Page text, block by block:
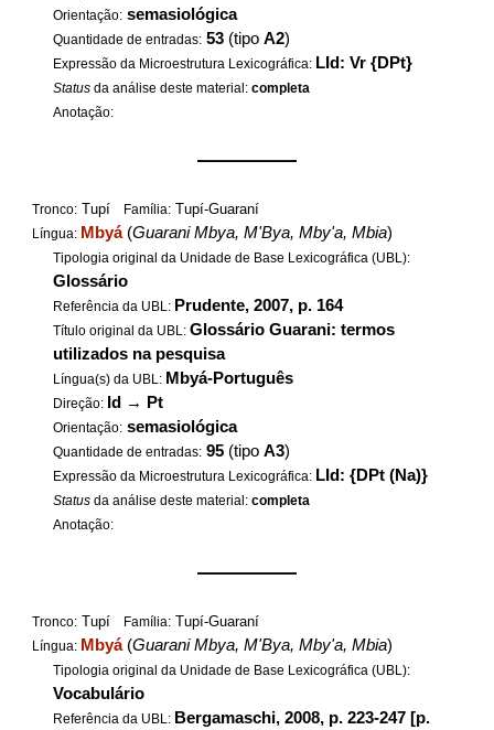
Orientação: semasiológica
Quantidade de entradas: 53 (tipoA2)
Expressão da Microestrutura Lexicográfica: LId: Vr {DPt}
Status da análise deste material:completa
Anotação:
——————
Tronco: Tupí Família: Tupí-Guaraní
Língua: Mbyá(Guarani Mbya, M'Bya, Mby'a, Mbia)
Tipologia original da Unidade de Base Lexicográfica (UBL):
Glossário
Referência da UBL: Prudente, 2007, p. 164
Título original da UBL:Glossário Guarani: termos
utilizados na pesquisa
Língua(s) da UBL: Mbyá-Português
Direção: Id → Pt
Orientação: semasiológica
Quantidade de entradas: 95 (tipoA3)
Expressão da Microestrutura Lexicográfica: LId: {DPt (Na)}
Status da análise deste material:completa
Anotação:
——————
Tronco: Tupí Família: Tupí-Guaraní
Língua: Mbyá(Guarani Mbya, M'Bya, Mby'a, Mbia)
Tipologia original da Unidade de Base Lexicográfica (UBL):
Vocabulário
Referência da UBL: Bergamaschi, 2008, p. 223-247 [p.